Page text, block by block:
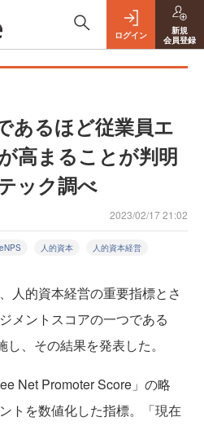
ログイン
新規
会員登録
あるほど従業員エ
高まることが判明
ック調べ
2023/02/17 21:02
eNPS 人的資本 人的資本経営
人的資本経営の重要指標とさ
メントスコアの一つである
、その結果を発表した。
Net Promoter Score」の略
トを数値化した指標。「現在